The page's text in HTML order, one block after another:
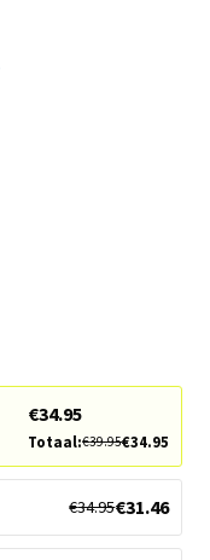
€34.95
Totaal:€39.95€34.95
€34.95€31.46